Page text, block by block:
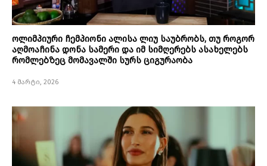
ოლიმპიური ჩემპიონი ალისა ლიუ საუბრობს, თუ როგორ
აღმოაჩინა დონა სამერი და იმ სიმღერებს ასახელებს
რომლებზეც მომავალში სურს ციგურაობა
4 მარტი, 2026